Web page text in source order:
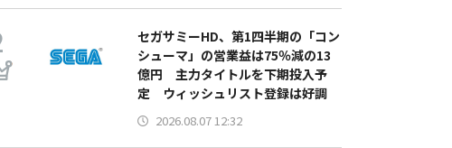
セガサミーHD、第1四半期の「コン
シューマ」の営業益は75％減の13
億円 主力タイトルを下期投入予
定 ウィッシュリスト登録は好調
2026.08.07 12:32